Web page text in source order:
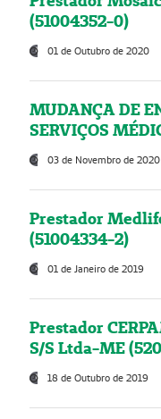
(51004352-0)
01 de Outubro de 2020
MUDANÇA DE
SERVIÇOS
03 de Novembro de 2020
Prestador
(51004334-2)
01 de Janeiro de 2019
Prestador
S/S Ltda-ME
18 de Outubro de 2019